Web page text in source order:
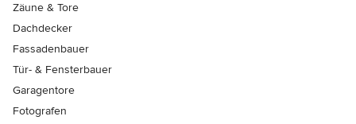
Zäune & Tore
Dachdecker
Fassadenbauer
Tür- & Fensterbauer
Garagentore
Fotografen